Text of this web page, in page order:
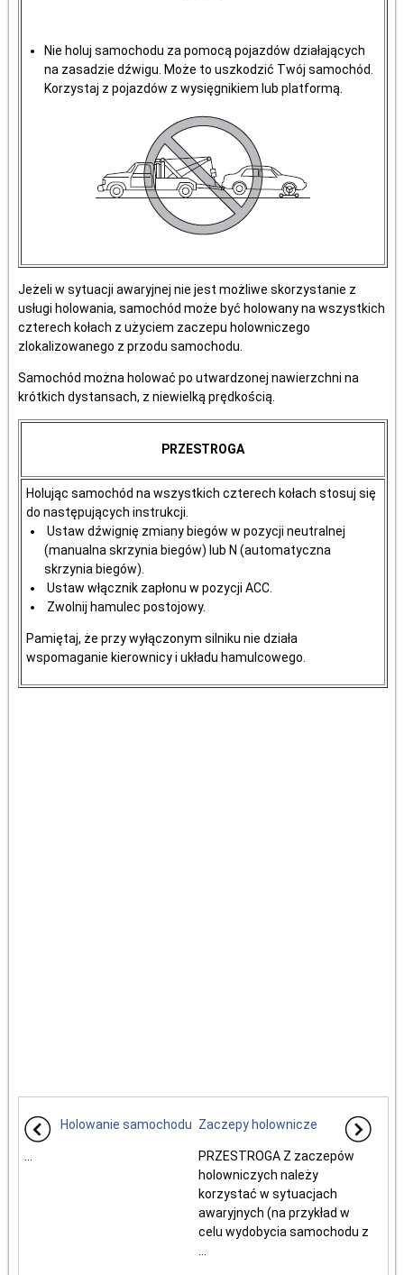
Nie holuj samochodu za pomocą pojazdów działających
na zasadzie dźwigu. Może to uszkodzić Twój samochód.
Korzystaj z pojazdów z wysięgnikiem lub platformą.
Jeżeli w sytuacji awaryjnej nie jest możliwe skorzystanie z
usługi holowania, samochód może być holowany na wszystkich
czterech kołach z użyciem zaczepu holowniczego
zlokalizowanego z przodu samochodu.
Samochód można holować po utwardzonej nawierzchni na
krótkich dystansach, z niewielką prędkością.
PRZESTROGA
Holując samochód na wszystkich czterech kołach stosuj się
do następujących instrukcji.
Ustaw dźwignię zmiany biegów w pozycji neutralnej
(manualna skrzynia biegów) lub N (automatyczna
skrzynia biegów).
Ustaw włącznik zapłonu w pozycji ACC.
Zwolnij hamulec postojowy.
Pamiętaj, że przy wyłączonym silniku nie działa
wspomaganie kierownicy i układu hamulcowego.
Holowanie samochodu Zaczepy holownicze
PRZESTROGA Z zaczepów
holowniczych należy
korzystać w sytuacjach
awaryjnych (na przykład w
celu wydobycia samochodu z